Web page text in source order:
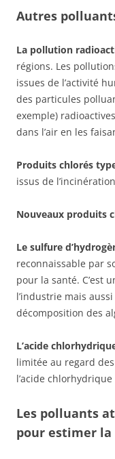
Autres
La pollution
régions. Les
issues de l’activité
des particules
exemple)
dans l’air en les
Produits chlorés
issus de
Nouveaux produits
Le sulfure
reconnaissable par
pour la santé. C’est
l’industrie mais
décomposition des
L’acide
limitée au regard
l’acide
Les polluants
pour estimer la